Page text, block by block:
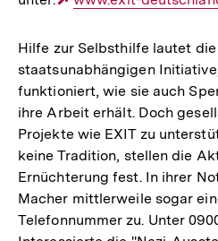
Hilfe zur Selbsthilfe lautet
staatsunabhängigen
funktioniert, wie sie auch
ihre Arbeit erhält. Doch
Projekte wie EXIT zu
keine Tradition, stellen die
Ernüchterung fest. In ihrer
Macher mittlerweile sogar
Telefonnummer zu. Unter